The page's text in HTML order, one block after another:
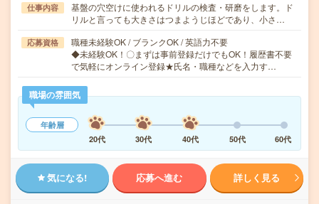
仕事内容
基盤の穴空けに使われるドリルの検査・研磨をします。ド
リルと言っても大きさはつまようじほどであり、小さ…
応募資格
職種未経験OK / ブランクOK / 英語力不要
◆未経験OK！〇まずは事前登録だけでもOK！履歴書不要
で気軽にオンライン登録★氏名・職種などを入力す…
職場の雰囲気
年齢層
20代
30代 40代 50代 60代
気になる! 応募へ進む 詳しく見る